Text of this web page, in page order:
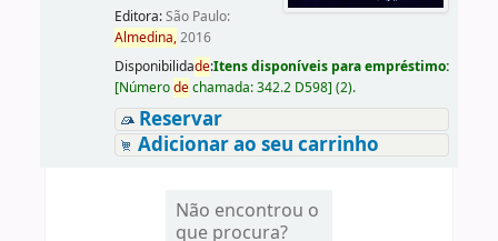
Editora:São Paulo:
Almedina,2016
Disponibilidade:Itens disponíveis para empréstimo:
[Númerodechamada:342.2 D598] (2).
Reservar
Adicionar ao seu carrinho
Não encontrou o
que procura?